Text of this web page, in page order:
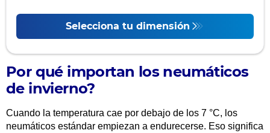
Selecciona tu dimensión
Por qué importan los neumáticos
de invierno?
Cuando la temperatura cae por debajo de los 7 °C, los
neumáticos estándar empiezan a endurecerse. Eso significa